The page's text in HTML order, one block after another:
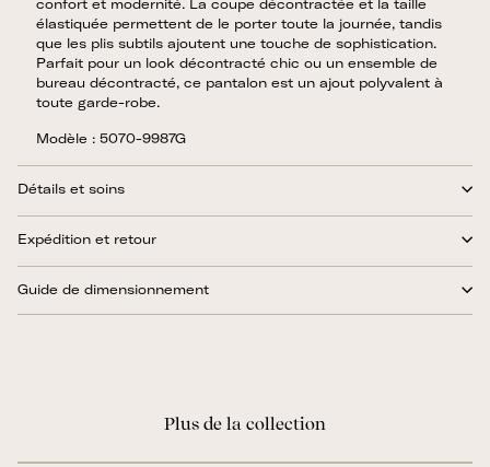
confort et modernité. La coupe décontractée et la taille
élastiquée permettent de le porter toute la journée, tandis
que les plis subtils ajoutent une touche de sophistication.
Parfait pour un look décontracté chic ou un ensemble de
bureau décontracté, ce pantalon est un ajout polyvalent à
toute garde-robe.
Modèle : 5070-9987G
Détails et soins
Expédition et retour
Guide de dimensionnement
Plus de la collection